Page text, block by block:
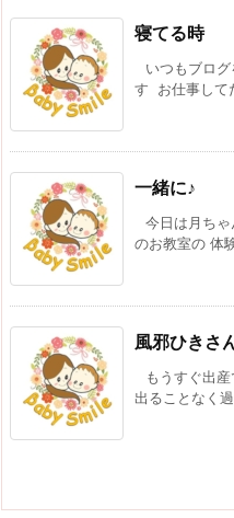
寝てる時
いつもブロ
す お仕事して
一緒に♪
今日は月ち
のお教室の 体
風邪ひきさ
もうすぐ出
出ることなく